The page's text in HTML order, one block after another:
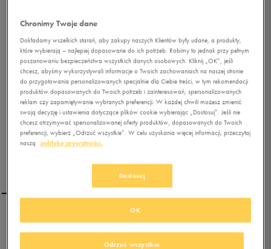
REEBOK GL 6000
ATHLETIC
Chronimy Twoje dane
Dokładamy wszelkich starań, aby zakupy naszych Klientów były udane, a produkty,
które wybierają – najlepiej dopasowane do ich potrzeb. Robimy to jednak przy pełnym
poszanowaniu bezpieczeństwa wszystkich danych osobowych. Kliknij „OK”, jeśli
chcesz, abyśmy wykorzystywali informacje o Twoich zachowaniach na naszej stronie
do przygotowania personalizowanych specjalnie dla Ciebie treści, w tym rekomendacji
produktów dopasowanych do Twoich potrzeb i zainteresowań, spersonalizowanych
reklam czy zapamiętywanie wybranych preferencji. W każdej chwili możesz zmienić
swoją decyzję i ustawienia dotyczące plików cookie wybierając „Dostosuj”. Jeśli nie
chcesz otrzymywać spersonalizowanej oferty produktów, dopasowanych do Twoich
preferencji, wybierz „Odrzuć wszystkie”. W celu uzyskania więcej informacji, przeczytaj
naszą
politykę prywatności.
Dostosuj
Odrzuć wszystkie
OK